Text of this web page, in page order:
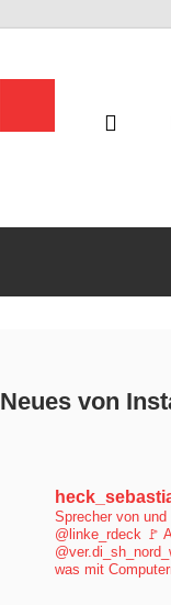
Neues von
Sprecher von
@linke_rdeck 🚩
was mit